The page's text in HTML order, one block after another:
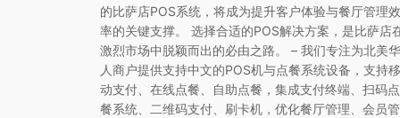
的比萨店POS系统，将成为提升客户体验与餐厅管理效
率的关键支撑。 选择合适的POS解决方案，是比萨店
激烈市场中脱颖而出的必由之路。 – 我们专注为北美华
人商户提供支持中文的POS机与点餐系统设备，支持移
动支付、在线点餐、自助点餐，集成支付终端、扫码点
餐系统、二维码支付、刷卡机，优化餐厅管理、会员管